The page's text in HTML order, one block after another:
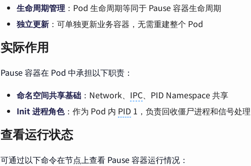
生命周期管理 ：Pod 生命周期等同于 Pause 容器生命周期
独立更新 ：可单独更新业务容器，无需重建整个 Pod
实际作用
Pause 容器在 Pod 中承担以下职责：
命名空间共享基础 ：Network、 IPC、PID Namespace 共享
Init 进程角色：作为 Pod 内 PID 1，负责回收僵尸进程和信号处理
查看运行状态
可通过以下命令在节点上查看 Pause 容器运行情况：